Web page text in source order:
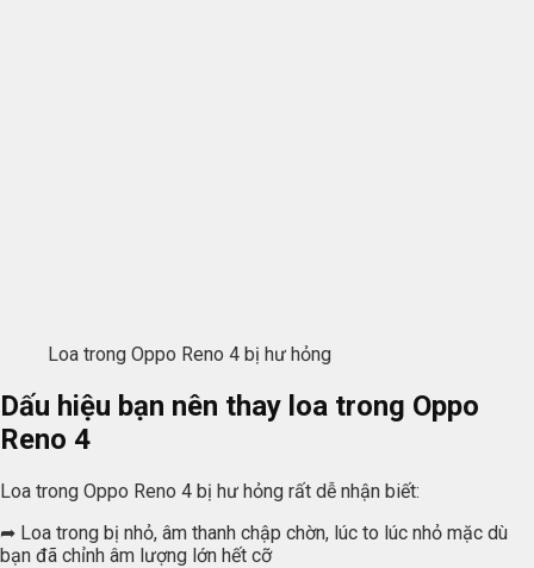
Loa trong Oppo Reno 4 bị hư hỏng
Dấu hiệu bạn nên thay loa trong Oppo
Reno 4
Loa trong Oppo Reno 4 bị hư hỏng rất dễ nhận biết:
➦ Loa trong bị nhỏ, âm thanh chập chờn, lúc to lúc nhỏ mặc dù
bạn đã chỉnh âm lượng lớn hết cỡ